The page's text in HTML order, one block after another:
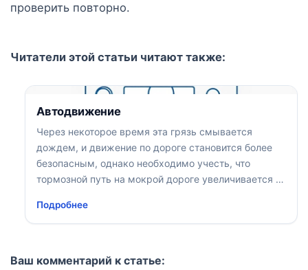
проверить повторно.
Читатели этой статьи читают также:
Автодвижение
Через некоторое время эта грязь смывается
дождем, и движение по дороге становится более
безопасным, однако необходимо учесть, что
тормозной путь на мокрой дороге увеличивается в
Подробнее
Ваш комментарий к статье: